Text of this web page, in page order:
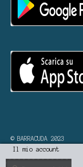
© BARRACUDA 2023
Il mio account